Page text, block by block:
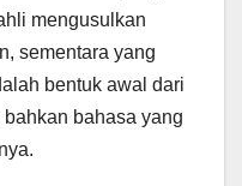
mengusulkan
sementara yang
bentuk awal dari
bahasa yang